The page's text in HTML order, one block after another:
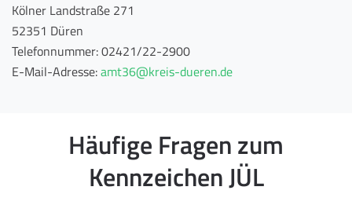
Kölner Landstraße 271
52351 Düren
Telefonnummer: 02421/22-2900
E-Mail-Adresse:amt36@kreis-dueren.de
Häufige Fragen zum
Kennzeichen JÜL